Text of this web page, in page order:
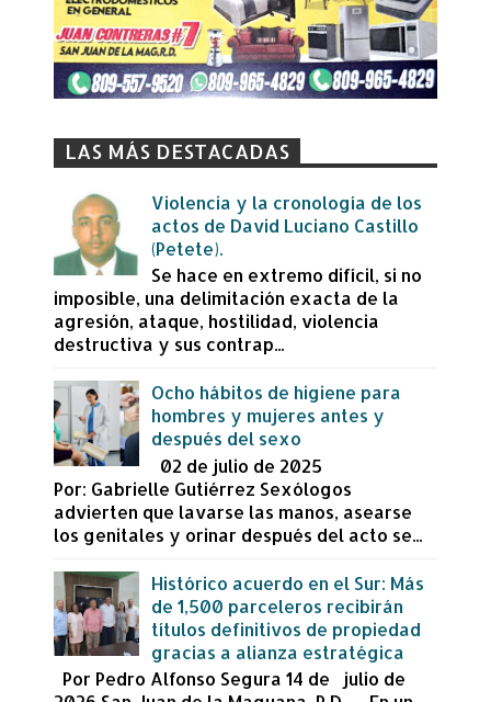
LAS MÁS DESTACADAS
Violencia y la cronología de los
actos de David Luciano Castillo
(Petete).
Se hace en extremo difícil, si no
imposible, una delimitación exacta de la
agresión, ataque, hostilidad, violencia
destructiva y sus contrap...
Ocho hábitos de higiene para
hombres y mujeres antes y
después del sexo
02 de julio de 2025
Por: Gabrielle Gutiérrez Sexólogos
advierten que lavarse las manos, asearse
los genitales y orinar después del acto se...
Histórico acuerdo en el Sur: Más
de 1,500 parceleros recibirán
títulos definitivos de propiedad
gracias a alianza estratégica
Por Pedro Alfonso Segura 14 de julio de